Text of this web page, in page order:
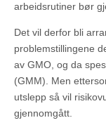
arbeidsrutiner bør
Det vil derfor bli
problemstillingene
av GMO, og da
(GMM). Men
utslepp så vil
gjennomgått.